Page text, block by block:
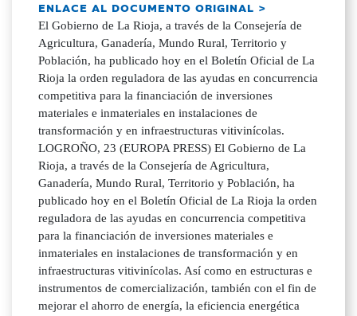
ENLACE AL DOCUMENTO ORIGINAL >
El Gobierno de La Rioja, a través de la Consejería de
Agricultura, Ganadería, Mundo Rural, Territorio y
Población, ha publicado hoy en el Boletín Oficial de La
Rioja la orden reguladora de las ayudas en concurrencia
competitiva para la financiación de inversiones
materiales e inmateriales en instalaciones de
transformación y en infraestructuras vitivinícolas.
LOGROÑO, 23 (EUROPA PRESS) El Gobierno de La
Rioja, a través de la Consejería de Agricultura,
Ganadería, Mundo Rural, Territorio y Población, ha
publicado hoy en el Boletín Oficial de La Rioja la orden
reguladora de las ayudas en concurrencia competitiva
para la financiación de inversiones materiales e
inmateriales en instalaciones de transformación y en
infraestructuras vitivinícolas. Así como en estructuras e
instrumentos de comercialización, también con el fin de
mejorar el ahorro de energía, la eficiencia energética